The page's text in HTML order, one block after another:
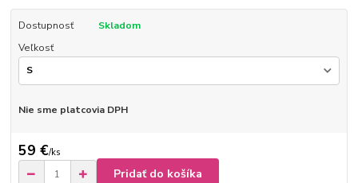
Dostupnosť
Skladom
Veľkosť
Nie sme platcovia DPH
59 €/ks
Pridať do košíka